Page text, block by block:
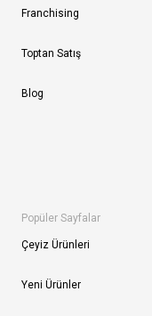
Franchising
Toptan Satış
Blog
Popüler Sayfalar
Çeyiz Ürünleri
Yeni Ürünler